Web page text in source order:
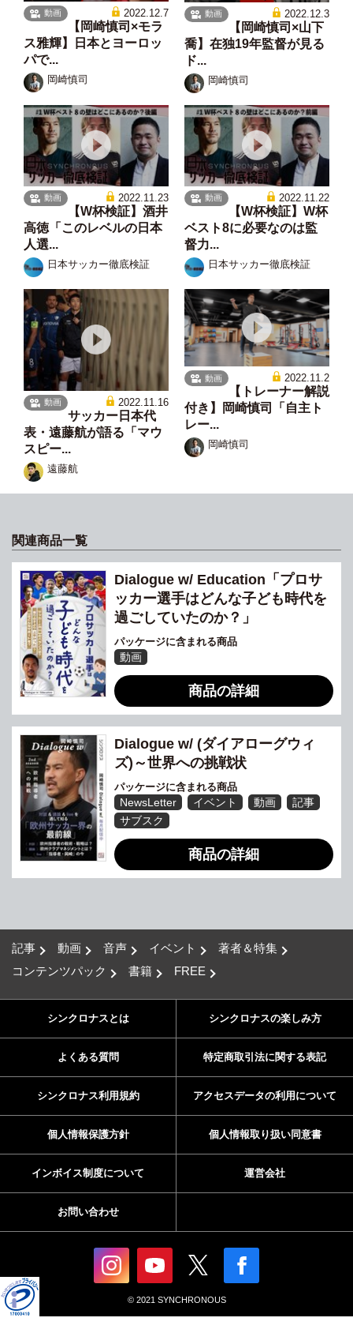
動画 2022.12.7
【岡崎慎司×モラ
ス雅輝】日本とヨーロッ
パで...
岡崎慎司
動画 2022.12.3
【岡崎慎司×山下
喬】在独19年監督が見る
ド...
岡崎慎司
動画 2022.11.23
【W杯検証】酒井
高徳「このレベルの日本
人選...
日本サッカー徹底検証
動画 2022.11.22
【W杯検証】W杯
ベスト8に必要なのは監
督力...
日本サッカー徹底検証
動画 2022.11.16
サッカー日本代
表・遠藤航が語る「マウ
スピー...
遠藤航
動画 2022.11.2
【トレーナー解説
付き】岡崎慎司「自主ト
レー...
岡崎慎司
関連商品一覧
Dialogue w/ Education「プロサ
ッカー選手はどんな子ども時代を
過ごしていたのか？」
パッケージに含まれる商品
動画
商品の詳細
Dialogue w/ (ダイアローグウィ
ズ)～世界への挑戦状
パッケージに含まれる商品
NewsLetter イベント 動画
記事
サブスク
商品の詳細
記事 動画 音声 イベント
著者＆特集
コンテンツパック
書籍 FREE
シンクロナスとは シンクロナスの楽しみ方
よくある質問 特定商取引法に関する表記
シンクロナス利用規約 アクセスデータの利用について
個人情報保護方針 個人情報取り扱い同意書
インボイス制度について 運営会社
お問い合わせ
© 2021 SYNCHRONOUS